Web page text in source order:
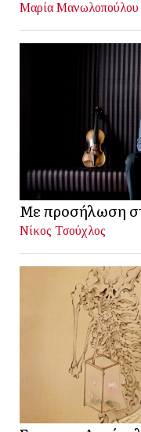
Μαρία Μανωλοπούλου
Με προσήλωση
Νίκος Τσούχλος